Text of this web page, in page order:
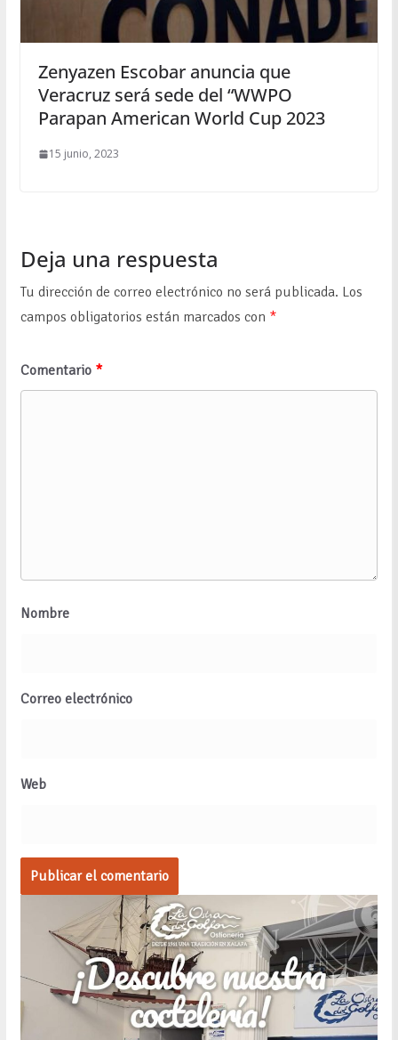
Zenyazen Escobar anuncia que
Veracruz será sede del “WWPO
Parapan American World Cup 2023
15 junio, 2023
Deja una respuesta
Tu dirección de correo electrónico no será publicada. Los
campos obligatorios están marcados con *
Comentario *
Nombre
Correo electrónico
Web